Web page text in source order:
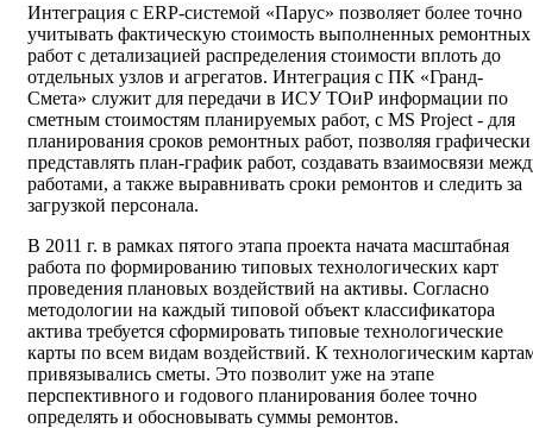
Интеграция с ERP-системой «Парус» позволяет более точно
учитывать фактическую стоимость выполненных ремонтных
работ с детализацией распределения стоимости вплоть до
отдельных узлов и агрегатов. Интеграция с ПК «Гранд-
Смета» служит для передачи в ИСУ ТОиР информации по
сметным стоимостям планируемых работ, с MS Project - для
планирования сроков ремонтных работ, позволяя графически
представлять план-график работ, создавать взаимосвязи
работами, а также выравнивать сроки ремонтов и следить за
загрузкой персонала.
В 2011 г. в рамках пятого этапа проекта начата масштабная
работа по формированию типовых технологических карт
проведения плановых воздействий на активы. Согласно
методологии на каждый типовой объект классификатора
актива требуется сформировать типовые технологические
карты по всем видам воздействий. К технологическим
привязывались сметы. Это позволит уже на этапе
перспективного и годового планирования более точно
определять и обосновывать суммы ремонтов.